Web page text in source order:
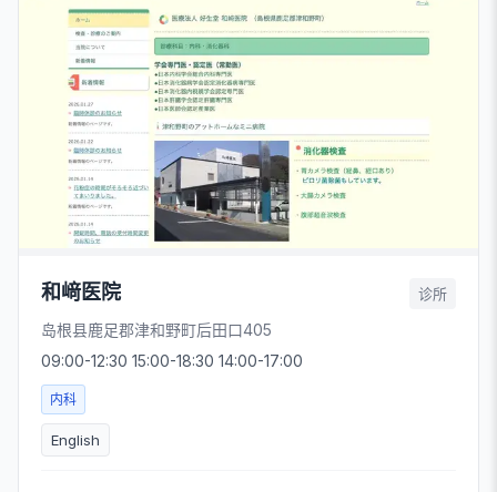
和﨑医院 诊所
岛根县鹿足郡津和野町后田口405
09:00-12:30 15:00-18:30 14:00-17:00
内科
English